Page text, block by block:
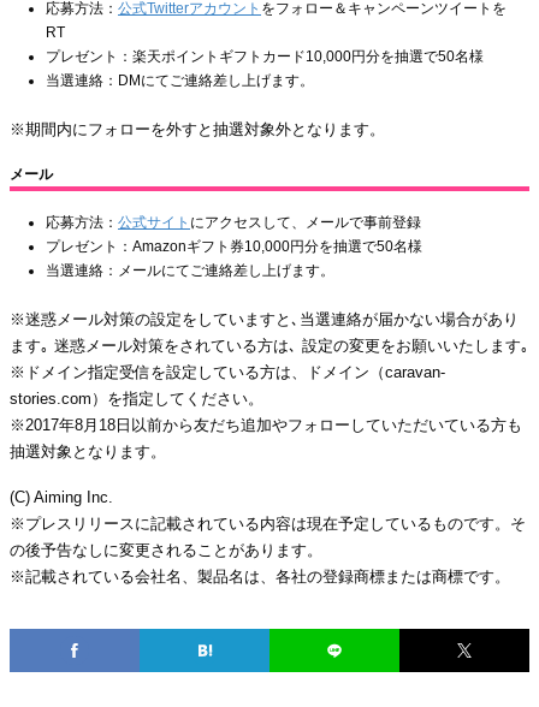
応募方法： 公式Twitterアカウント をフォロー＆キャンペーンツイートを
RT
プレゼント：楽天ポイントギフトカード10,000円分を抽選で50名様
当選連絡：DMにてご連絡差し上げます。
※期間内にフォローを外すと抽選対象外となります。
メール
応募方法： 公式サイト にアクセスして、メールで事前登録
プレゼント：Amazonギフト券10,000円分を抽選で50名様
当選連絡：メールにてご連絡差し上げます。
※迷惑メール対策の設定をしていますと､当選連絡が届かない場合があり
ます｡ 迷惑メール対策をされている方は､ 設定の変更をお願いいたします｡
※ドメイン指定受信を設定している方は、ドメイン（caravan-
stories.com）を指定してください。
※2017年8月18日以前から友だち追加やフォローしていただいている方も
抽選対象となります。
(C) Aiming Inc.
※プレスリリースに記載されている内容は現在予定しているものです。そ
の後予告なしに変更されることがあります。
※記載されている会社名、製品名は、各社の登録商標または商標です。